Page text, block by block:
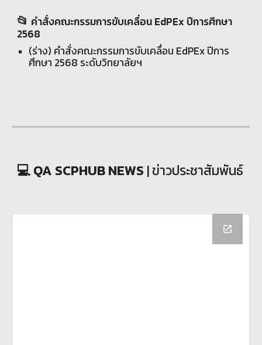
📂 คำสั่งคณะกรรมการขับเคลื่อน EdPEx ปีการศึกษา
2568
(ร่าง) คำสั่งคณะกรรมการขับเคลื่อน EdPEx ปีการ
ศึกษา 2568 ระดับวิทยาลัยฯ
💻 QA SCPHUB NEWS | ข่าวประชาสัมพันธ์